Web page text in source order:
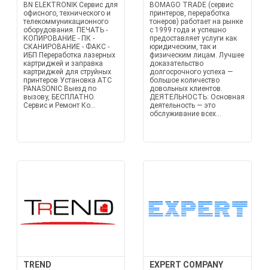
BN ELEKTRONIK Сервис для
офисного, технического и
телекоммуникационного
оборудования. ПЕЧАТЬ -
КОПИРОВАНИЕ - ПК -
СКАНИРОВАНИЕ - ФАКС -
ИБП Переработка лазерных
картриджей и заправка
картриджей для струйных
принтеров Установка АТС
PANASONIC Выезд по
вызову, БЕСПЛАТНО.
Сервис и Ремонт Ко...
BOMAGO TRADE (сервис
принтеров, переработка
тонеров) работает на рынке
с 1999 года и успешно
предоставляет услуги как
юридическим, так и
физическим лицам. Лучшее
доказательство
долгосрочного успеха —
большое количество
довольных клиентов.
ДЕЯТЕЛЬНОСТЬ: Основная
деятельность — это
обслуживание всех...
TREND EXPERT COMPANY